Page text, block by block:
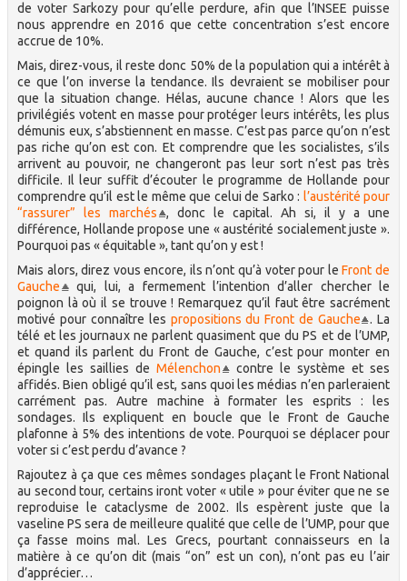
de voter Sarkozy pour qu’elle perdure, afin que l’INSEE puisse
nous apprendre en 2016 que cette concentration s’est encore
accrue de 10%.
Mais, direz-vous, il reste donc 50% de la population qui a intérêt à
ce que l’on inverse la tendance. Ils devraient se mobiliser pour
que la situation change. Hélas, aucune chance ! Alors que les
privilégiés votent en masse pour protéger leurs intérêts, les plus
démunis eux, s’abstiennent en masse. C’est pas parce qu’on n’est
pas riche qu’on est con. Et comprendre que les socialistes, s’ils
arrivent au pouvoir, ne changeront pas leur sort n’est pas très
difficile. Il leur suffit d’écouter le programme de Hollande pour
comprendre qu’il est le même que celui de Sarko : l’austérité pour
“rassurer” les marchés
, donc le capital. Ah si, il y a une
différence, Hollande propose une « austérité socialement juste ».
Pourquoi pas « équitable », tant qu’on y est !
Mais alors, direz vous encore, ils n’ont qu’à voter pour leFront de
Gauche
qui, lui, a fermement l’intention d’aller chercher le
poignon là où il se trouve ! Remarquez qu’il faut être sacrément
motivé pour connaître les propositions du Front de Gauche
. La
télé et les journaux ne parlent quasiment que du PS et de l’UMP,
et quand ils parlent du Front de Gauche, c’est pour monter en
épingle les saillies de Mélenchon
contre le système et ses
affidés. Bien obligé qu’il est, sans quoi les médias n’en parleraient
carrément pas. Autre machine à formater les esprits : les
sondages. Ils expliquent en boucle que le Front de Gauche
plafonne à 5% des intentions de vote. Pourquoi se déplacer pour
voter si c’est perdu d’avance ?
Rajoutez à ça que ces mêmes sondages plaçant le Front National
au second tour, certains iront voter « utile » pour éviter que ne se
reproduise le cataclysme de 2002. Ils espèrent juste que la
vaseline PS sera de meilleure qualité que celle de l’UMP, pour que
ça fasse moins mal. Les Grecs, pourtant connaisseurs en la
matière à ce qu’on dit (mais “on” est un con), n’ont pas eu l’air
d’apprécier…